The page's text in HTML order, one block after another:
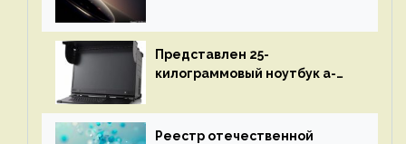
представят 18 апреля
Представлен 25-
килограммовый ноутбук a-
до 3 Тбайт DDR5 и шесть
дисплеев
Реестр отечественной